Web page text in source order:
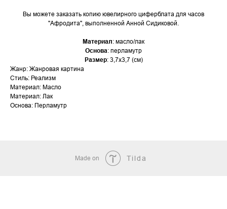
Вы можете заказать копию ювелирного циферблата для часов
"Афродита", выполненной Анной Сидиковой.
Материал: масло/лак
Основа: перламутр
Размер: 3,7х3,7 (см)
Жанр: Жанровая картина
Стиль: Реализм
Материал: Масло
Материал: Лак
Основа: Перламутр
Made on Tilda